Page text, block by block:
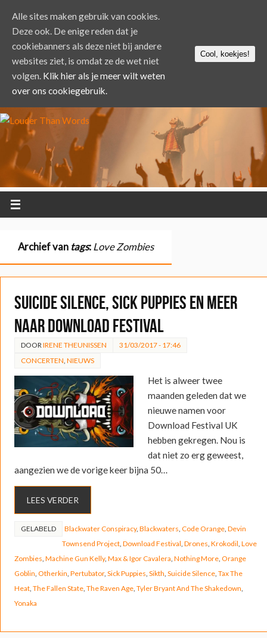
Archief van tags:Love Zombies
Suicide Silence, Sick Puppies en meer
naar Download Festival
DOOR IRENE THEUNISSEN
31/03/2017 - 17:46
CONCERTEN NIEUWS
Het is alweer twee
maanden geleden dat we
nieuwe namen voor
Download Festival UK
hebben gekregen. Nou is
dat niet zo erg geweest,
aangezien we de vorige keer bijna 50…
LEES VERDER
GELABELD Blackwater Conspiracy, Blackwaters Code Orange, Devin
Townsend Project, Download Festival Drones Krokodil Love
Zombies Machine Gun Kelly, Max & Igor Cavalera Nothing More, Orange
Goblin Otherkin Pertubator, Sick Puppies Sikth Suicide Silence, Tax The
Heat, The Fallen State, The Raven Age, Tyler Bryant And The Shakedown
Yonaka
Alle sites maken gebruik van cookies.
Deze ook. De enige reden dat je
cookiebanners als deze niet bij andere
websites ziet, is omdat ze de wet niet
volgen. Klik hier als je meer wilt weten
over ons cookiegebruik.
Cool, koekjes!